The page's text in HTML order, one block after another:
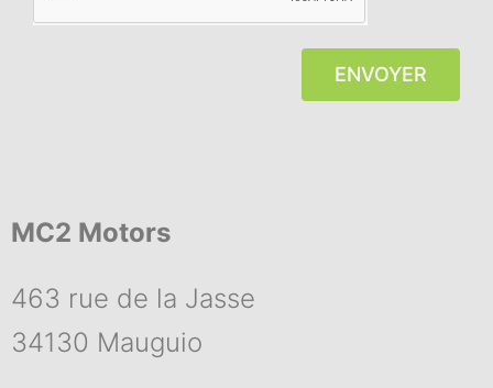
ENVOYER
MC2 Motors
463 rue de la Jasse
34130 Mauguio